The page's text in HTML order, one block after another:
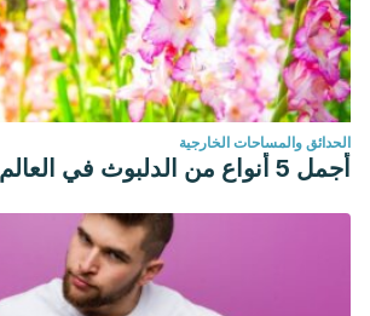
الحدائق والمساحات الخارجية
أجمل 5 أنواع من الدلبوث في العالم